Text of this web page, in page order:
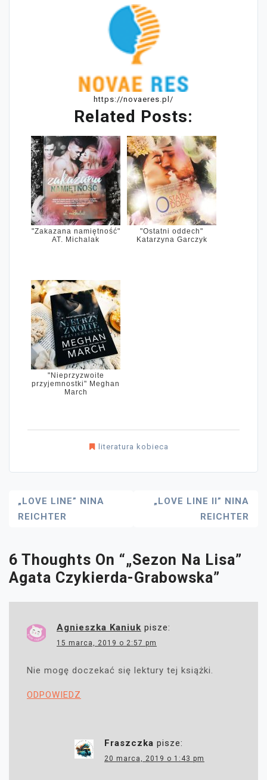
https://novaeres.pl/
Related Posts:
"Zakazana namiętność"
AT. Michalak
"Ostatni oddech"
Katarzyna Garczyk
"Nieprzyzwoite
przyjemnostki" Meghan
March
literatura kobieca
Nawigacja
Wpisu
„LOVE LINE” NINA
REICHTER
„LOVE LINE II” NINA
REICHTER
6 Thoughts On “„Sezon Na Lisa”
Agata Czykierda-Grabowska”
Agnieszka Kaniuk pisze:
15 marca, 2019 o 2:57 pm
Nie mogę doczekać się lektury tej książki.
ODPOWIEDZ
Fraszczka pisze:
20 marca, 2019 o 1:43 pm